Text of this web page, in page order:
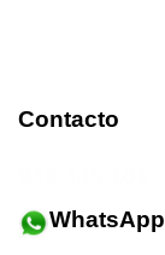
Contacto
WhatsApp